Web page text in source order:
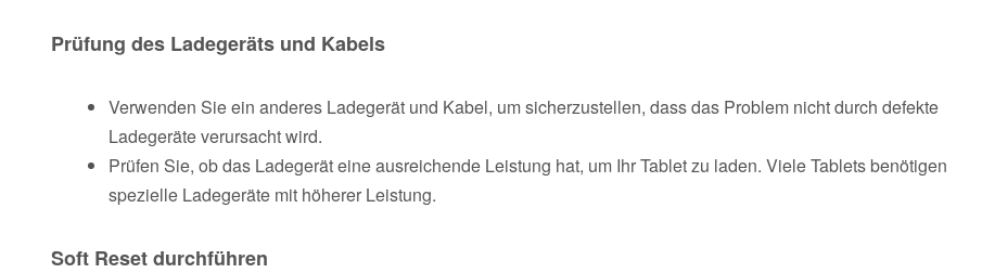
Prüfung des Ladegeräts und Kabels
Verwenden Sie ein anderes Ladegerät und Kabel, um sicherzustellen, dass das Problem nicht durch defekte
Ladegeräte verursacht wird.
Prüfen Sie, ob das Ladegerät eine ausreichende Leistung hat, um Ihr Tablet zu laden. Viele Tablets benötigen
spezielle Ladegeräte mit höherer Leistung.
Soft Reset durchführen